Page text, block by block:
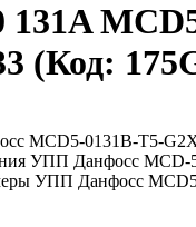
(Код: